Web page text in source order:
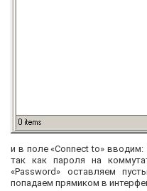
и в поле «Connect to» вводим:
так как пароля на
«Password» оставляем
попадаем прямиком в